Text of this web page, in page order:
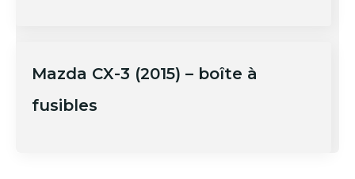
Mazda CX-3 (2015) – boîte à
fusibles